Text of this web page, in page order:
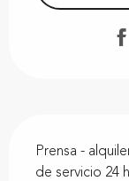
Prensa -
de servicio 24